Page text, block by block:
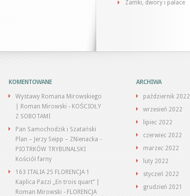
Zamki, dwory i pałace
KOMENTOWANE
Wystawy Romana Mirowskiego
| Roman Mirowski - KOŚCIOŁY
Z SOBOTAMI
Pan Samochodzik i Szatański
Plan – Jerzy Seipp – ZNienacka -
PIOTRKÓW TRYBUNALSKI
Kościół farny
163 ITALIA 25 FLORENCJA 1
Kaplica Pazzi „En trois quart” |
Roman Mirowski - FLORENCJA
ARCHIWA
październik 2022
wrzesień 2022
lipiec 2022
czerwiec 2022
marzec 2022
luty 2022
styczeń 2022
grudzień 2021